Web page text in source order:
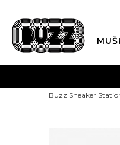
Buzz Sneaker